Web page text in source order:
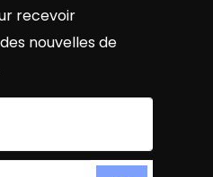
recevoir
nouvelles de